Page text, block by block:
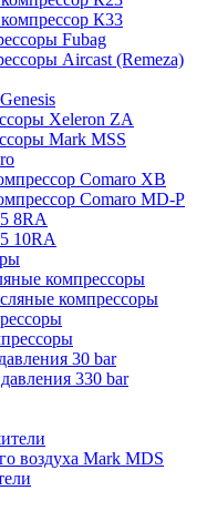
К33
Fubag
Aircast (Remeza)
Xeleron ZA
Mark MSS
Comaro XB
Comaro MD-P
8RA
10RA
компрессоры
компрессоры
30 bar
330 bar
воздуха Mark MDS